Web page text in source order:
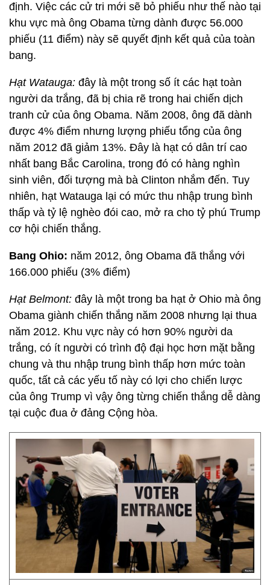
định. Việc các cử tri mới sẽ bỏ phiếu như thế nào tại
khu vực mà ông Obama từng dành được 56.000
phiếu (11 điểm) này sẽ quyết định kết quả của toàn
bang.
Hạt Watauga: đây là một trong số ít các hạt toàn
người da trắng, đã bị chia rẽ trong hai chiến dịch
tranh cử của ông Obama. Năm 2008, ông đã dành
được 4% điểm nhưng lượng phiếu tổng của ông
năm 2012 đã giảm 13%. Đây là hạt có dân trí cao
nhất bang Bắc Carolina, trong đó có hàng nghìn
sinh viên, đối tượng mà bà Clinton nhắm đến. Tuy
nhiên, hạt Watauga lại có mức thu nhập trung bình
thấp và tỷ lệ nghèo đói cao, mở ra cho tỷ phú Trump
cơ hội chiến thắng.
Bang Ohio: năm 2012, ông Obama đã thắng với
166.000 phiếu (3% điểm)
Hạt Belmont: đây là một trong ba hạt ở Ohio mà ông
Obama giành chiến thắng năm 2008 nhưng lại thua
năm 2012. Khu vực này có hơn 90% người da
trắng, có ít người có trình độ đại học hơn mặt bằng
chung và thu nhập trung bình thấp hơn mức toàn
quốc, tất cả các yếu tố này có lợi cho chiến lược
của ông Trump vì vậy ông từng chiến thắng dễ dàng
tại cuộc đua ở đảng Cộng hòa.